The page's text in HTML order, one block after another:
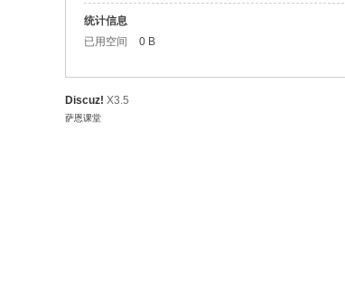
统计信息
已用空间
0 B
Discuz! X3.5
萨恩课堂